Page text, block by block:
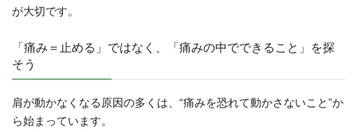
が大切です。
「痛み＝止める」ではなく、「痛みの中でできること」を探
そう
肩が動かなくなる原因の多くは、“痛みを恐れて動かさないこと”か
ら始まっています。